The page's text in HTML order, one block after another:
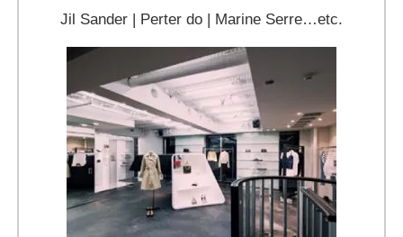
Jil Sander | Perter do | Marine Serre…etc.